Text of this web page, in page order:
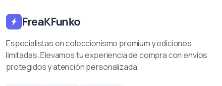
FreaKFunko
Especialistas en coleccionismo premium y ediciones
limitadas. Elevamos tu experiencia de compra con envíos
protegidos y atención personalizada.